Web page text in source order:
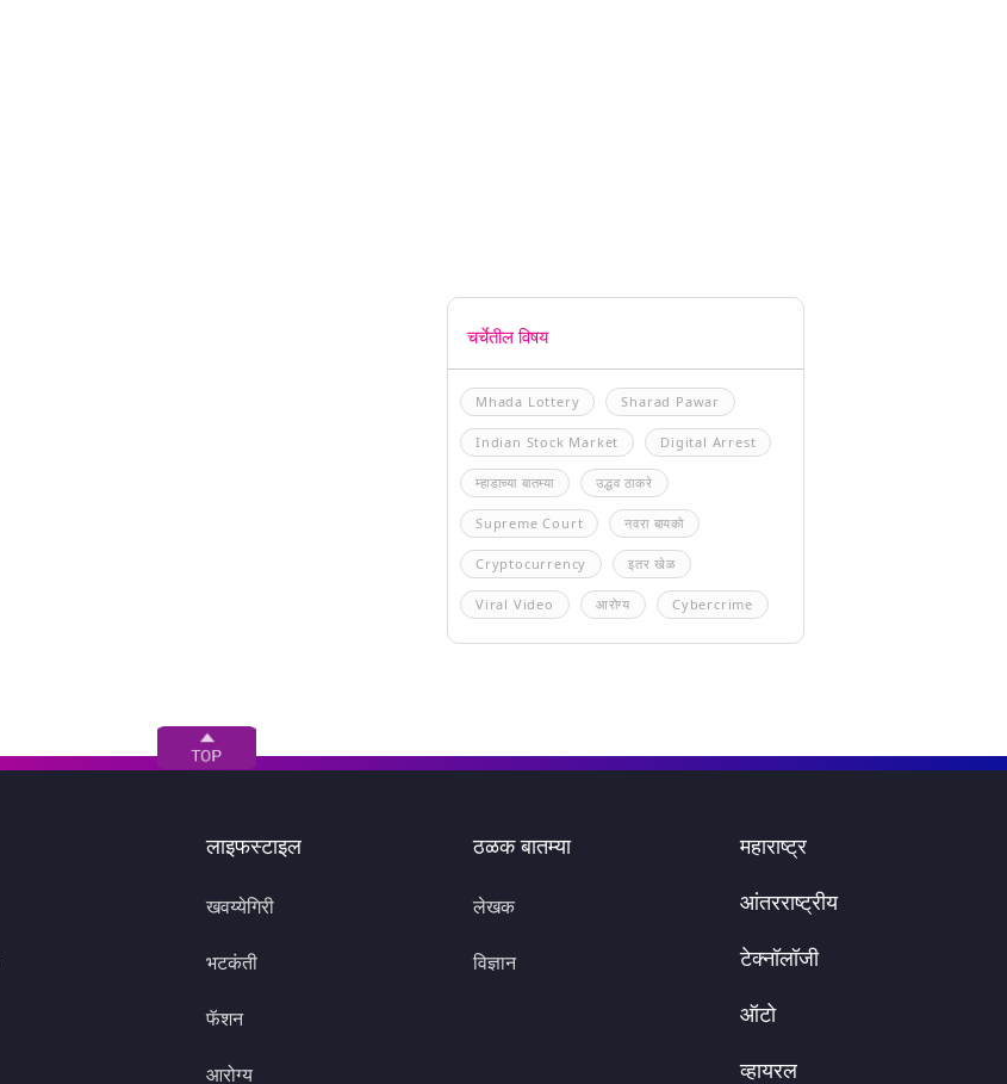
चर्चेतील विषय
Mhada Lottery Sharad Pawar
Indian Stock Market Digital Arrest
म्हाडाच्या बातम्या उद्धव ठाकरे
Supreme Court नवरा बायको
Cryptocurrency इतर खेळ
Viral Video आरोग्य Cybercrime
लाइफस्टाइल
खवय्येगिरी
भटकंती
फॅशन
आरोग्य
ठळक बातम्या
लेखक
विज्ञान
महाराष्ट्र
आंतरराष्ट्रीय
टेक्नॉलॉजी
ऑटो
व्हायरल